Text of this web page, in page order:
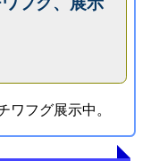
フグ展示中。